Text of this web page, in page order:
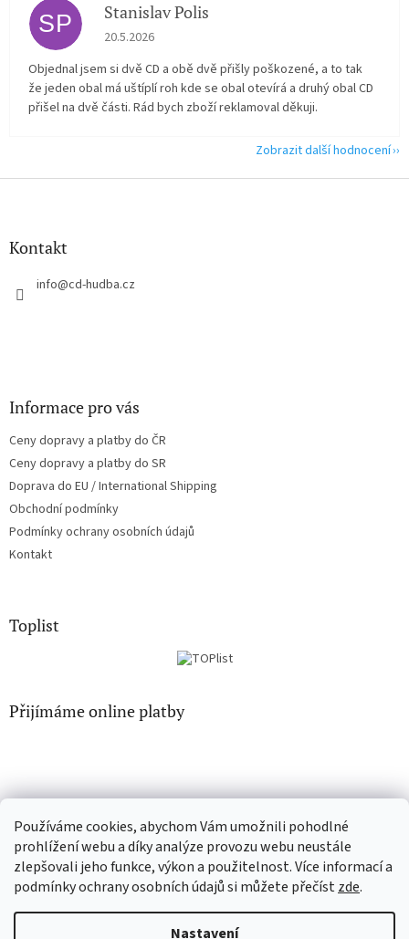
Používáme cookies, abychom Vám umožnili pohodlné
prohlížení webu a díky analýze provozu webu neustále
zlepšovali jeho funkce, výkon a použitelnost. Více informací a
podmínky ochrany osobních údajů si můžete přečístzde.
Nastavení
SP Stanislav Polis
Hodnocení obchodu je 2 z 5 hvězdiček.
20.5.2026
Objednal jsem si dvě CD a obě dvě přišly poškozené, a to tak
že jeden obal má uštíplí roh kde se obal otevírá a druhý obal CD
přišel na dvě části. Rád bych zboží reklamoval děkuji.
Zobrazit další hodnocení
Z
Kontakt
info@cd-hudba.cz
Informace pro vás
Ceny dopravy a platby do ČR
Ceny dopravy a platby do SR
Doprava do EU / International Shipping
Obchodní podmínky
Podmínky ochrany osobních údajů
Kontakt
Toplist
Přijímáme online platby
EN-filmy.cz CD-Soundtrack.cz
Vytvořil Shoptet